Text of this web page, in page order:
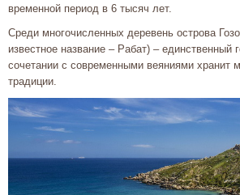
временной период в 6 тысяч лет.
Среди многочисленных деревень острова
известное название – Рабат) – единственный
сочетании с современными веяниями хранит
традиции.